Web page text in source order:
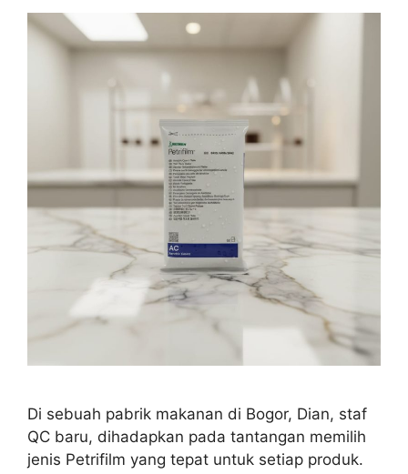
Di sebuah pabrik makanan di Bogor, Dian, staf
QC baru, dihadapkan pada tantangan memilih
jenis Petrifilm yang tepat untuk setiap produk.